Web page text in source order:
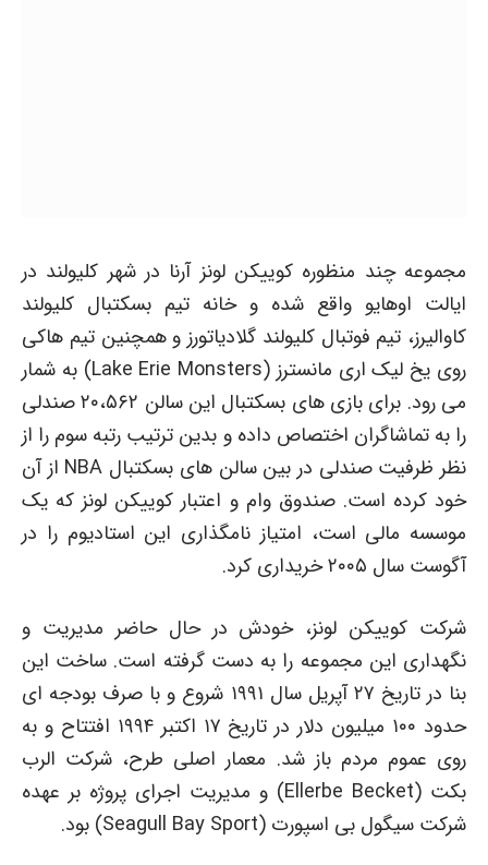
مجموعه چند منظوره کوییکن لونز آرنا در شهر کلیولند در
ایالت اوهایو واقع شده و خانه تیم بسکتبال کلیولند
کاوالیرز، تیم فوتبال کلیولند گلادیاتورز و همچنین تیم هاکی
روی یخ لیک اری مانسترز (Lake Erie Monsters) به شمار
می رود. برای بازی های بسکتبال این سالن ۲۰،۵۶۲ صندلی
را به تماشاگران اختصاص داده و بدین ترتیب رتبه سوم را از
نظر ظرفیت صندلی در بین سالن های بسکتبال NBA از آن
خود کرده است. صندوق وام و اعتبار کوییکن لونز که یک
موسسه مالی است، امتیاز نامگذاری این استادیوم را در
آگوست سال ۲۰۰۵ خریداری کرد.
شرکت کوییکن لونز، خودش در حال حاضر مدیریت و
نگهداری این مجموعه را به دست گرفته است. ساخت این
بنا در تاریخ ۲۷ آپریل سال ۱۹۹۱ شروع و با صرف بودجه ای
حدود ۱۰۰ میلیون دلار در تاریخ ۱۷ اکتبر ۱۹۹۴ افتتاح و به
روی عموم مردم باز شد. معمار اصلی طرح، شرکت الرب
بکت (Ellerbe Becket) و مدیریت اجرای پروژه بر عهده
شرکت سیگول بی اسپورت (Seagull Bay Sport) بود.